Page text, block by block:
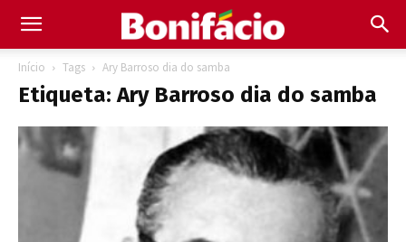
Início Tags Ary Barroso dia do samba
Etiqueta: Ary Barroso dia do samba